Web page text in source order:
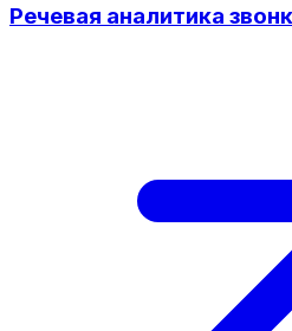
Речевая аналитика